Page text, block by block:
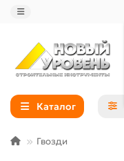
Каталог
Гвозди